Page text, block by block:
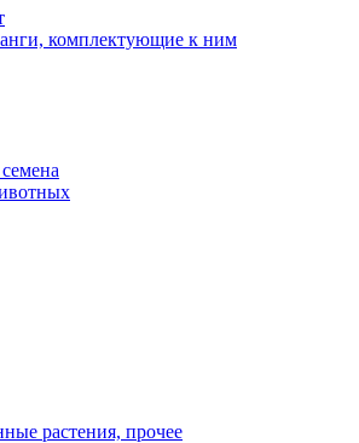
комплектующие к ним
растения, прочее